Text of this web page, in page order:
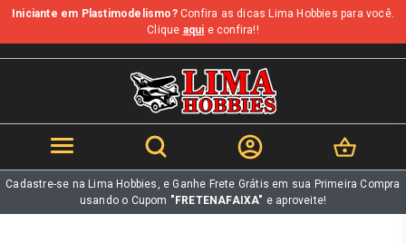
b
Iniciante em Plastimodelismo?Confira as dicas Lima Hobbies para você.
Clique aqui e confira!!
Cadastre-se na Lima Hobbies, e Ganhe Frete Grátis em sua Primeira Compra
usando o Cupom "FRETENAFAIXA" e aproveite!